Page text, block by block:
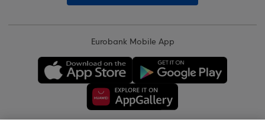
Eurobank Mobile App